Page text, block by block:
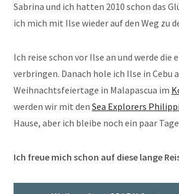
Sabrina und ich hatten 2010 schon das
ich mich mit Ilse wieder auf den Weg zu
Ich reise schon vor Ilse an und werde die
verbringen. Danach hole ich Ilse in Cebu
Weihnachtsfeiertage in Malapascua im
werden wir mit den Sea Explorers
Hause, aber ich bleibe noch ein paar
Ich freue mich schon auf diese lange